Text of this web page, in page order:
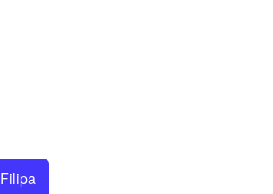
Filipa